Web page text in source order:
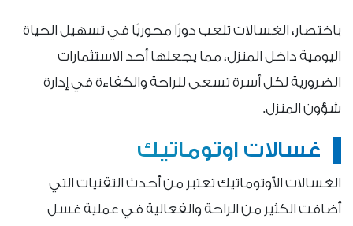
باختصار، الغسالات تلعب دورًا محوريًا في تسهيل الحياة
اليومية داخل المنزل، مما يجعلها أحد الاستثمارات
الضرورية لكل أسرة تسعى للراحة والكفاءة في إدارة
شؤون المنزل.
غسالات اوتوماتيك
الغسالات الأوتوماتيك تعتبر من أحدث التقنيات التي
أضافت الكثير من الراحة والفعالية في عملية غسل